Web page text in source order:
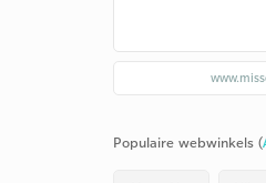
Populaire webwinkels (